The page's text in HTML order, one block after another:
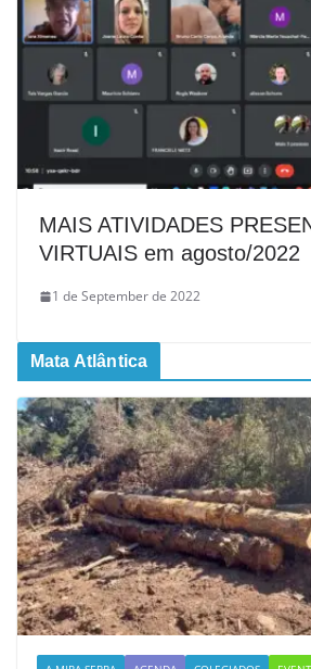
MAIS ATIVIDADES
VIRTUAIS em agosto/2022
1 de September de 2022
Mata Atlântica